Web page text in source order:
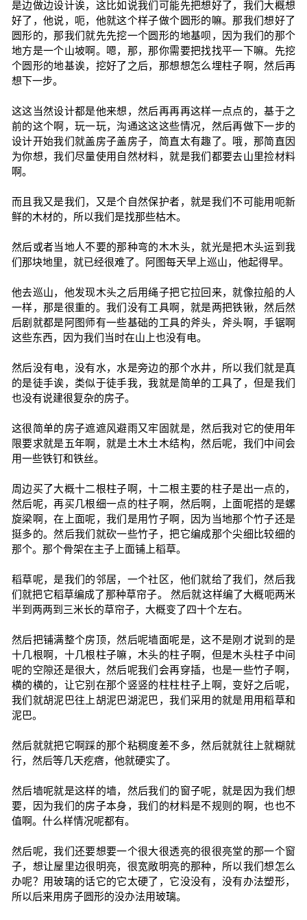
是边做边设计诶，这比如说我们可能先把想好了，我们大概想
好了，他说，呃，他就这个样子做个圆形的嘛。那我们想好了
圆形的，那我们就先先挖一个圆形的地基呗，因为我们的那个
地方是一个山坡啊。嗯，那，那你需要把找找平一下嘛。先挖
个圆形的地基诶，挖好了之后，那想想怎么埋柱子啊，然后再
想下一步。
这这当然设计都是他来想，然后再再再这样一点点的，基于之
前的这个啊，玩一玩，沟通这这这些情况，然后再做下一步的
设计开始我们就盖房子盖房子，简直太有趣了。哦，那简直因
为你想，我们尽量使用自然材料，就是我们都要去山里捡材料
啊。
而且我又是我们，又是个自然保护者，就是我们不可能用呃新
鲜的木材的，所以我们是找那些枯木。
然后或者当地人不要的那种弯的木木头，就光是把木头运到我
们那块地里，就已经很难了。阿图每天早上巡山，他起得早。
他去巡山，他发现木头之后用绳子把它拉回来，就像拉船的人
一样，那是很重的。我们没有工具啊，就是两把铁锹，然后然
后剧就都是阿图师有一些基础的工具的斧头，斧头啊，手锯啊
这些东西，因为我们当时在山上也没有电。
然后没有电，没有水，水是旁边的那个水井，所以我们就是真
的是徒手诶，类似于徒手我，我就是简单的工具了，但是我们
也没有说建很复杂的房子。
这很简单的房子遮遮风避雨又牢固就是，然后我对它的使用年
限要求就是五年啊，就是土木土木结构，然后呢，我们中间会
用一些铁钉和铁丝。
周边买了大概十二根柱子啊，十二根主要的柱子是出一点的，
然后呢，再买几根细一点的柱子啊，然后啊，上面呢搭的是螺
旋梁啊，在上面呢，我们是用竹子啊，因为当地那个竹子还是
挺多的。然后我们就砍一些竹子，把它编成那个尖细比较细的
那个。那个骨架在主子上面铺上稻草。
稻草呢，是我们的邻居，一个社区，他们就给了我们，然后我
们就把它稻草编成了那种草帘子。 然后就这样编了大概呃两米
半到两两到三米长的草帘子，大概变了四十个左右。
然后把铺满整个房顶，然后呢墙面呢是，这不是刚才说到的是
十几根啊，十几根柱子嘛，木头的柱子啊，但是木头柱子中间
呢的空隙还是很大，然后呢我们会再穿插，也是一些竹子啊，
横的横的，让它别在那个竖竖的柱柱柱子上啊，变好之后呢，
我们就胡泥巴往上胡泥巴湖泥巴，我们采用的就是用用稻草和
泥巴。
然后就就把它啊踩的那个粘稠度差不多，然后就就往上就糊就
行，然后等几天疙瘩，他就硬实了。
然后墙呢就是这样的墙，然后我们的窗子呢，就是因为我们想
要，因为我们的房子本身，我们的材料是不规则的啊，也也不
值啊。什么样情况呢都有。
然后呢，我们还要想要一个很大很透亮的很很亮堂的那一个窗
子，想让屋里边很明亮，很宽敞明亮的那种，所以我们想怎么
办呢？用玻璃的话它的它太硬了，它没没有，没有办法塑形，
所以后来用房子圆形的没办法用玻璃。